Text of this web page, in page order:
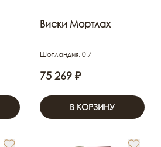
Виски Мортлах
Шотландия, 0,7
75 269 ₽
В КОРЗИНУ